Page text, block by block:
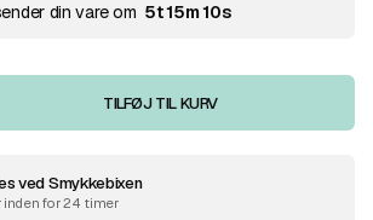
din vare om 5t15m10s
TILFØJ TIL KURV
vedSmykkebixen
inden for 24 timer